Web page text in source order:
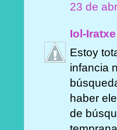
23 de
Iol-Iratxe
Estoy
infancia
haber
de